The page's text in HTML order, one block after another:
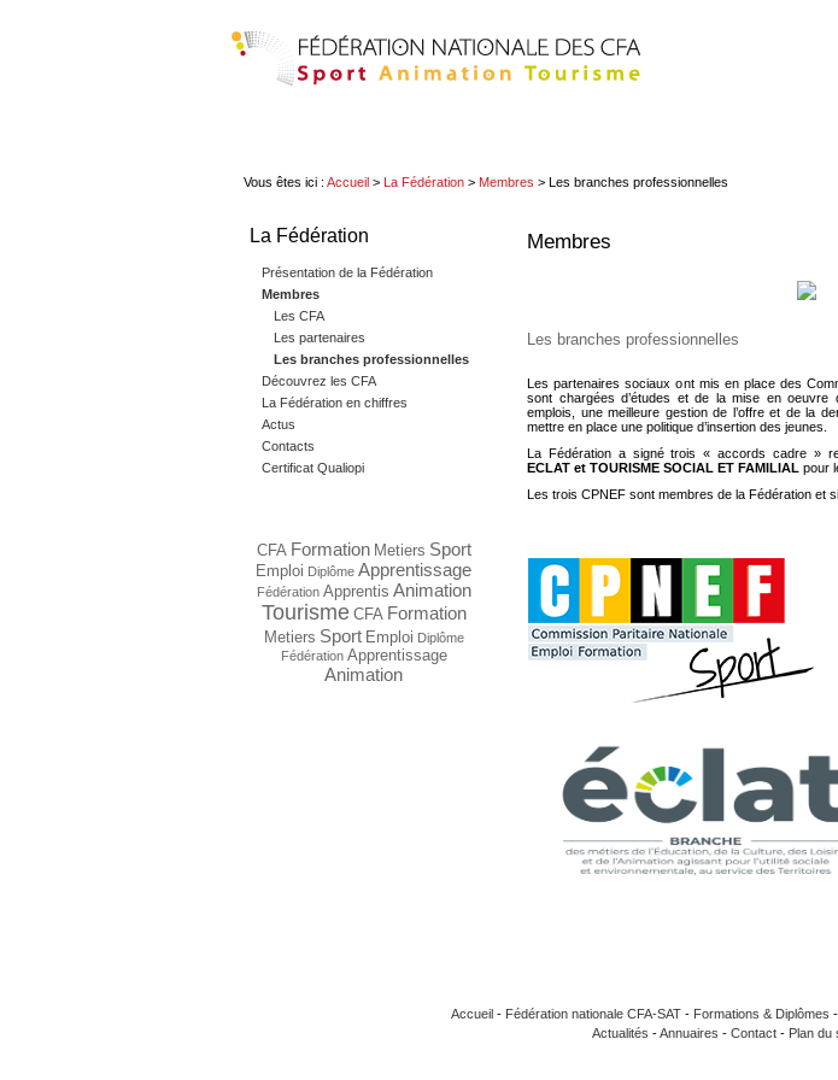
Vous êtes ici : Accueil > La Fédération > Membres > Les branches professionnelles
La Fédération
Présentation de la Fédération
Membres
Les CFA
Les partenaires
Les branches professionnelles
Découvrez les CFA
La Fédération en chiffres
Actus
Contacts
Certificat Qualiopi
CFA Formation Metiers Sport
Emploi Diplôme Apprentissage
Fédération Apprentis Animation
Tourisme CFA Formation
Metiers Sport Emploi Diplôme
Fédération Apprentissage
Animation
Membres
Les branches professionnelles
Les partenaires sociaux ont mis en place des
sont chargées d’études et de la mise en oeuvre
emplois, une meilleure gestion de l’offre et de la
mettre en place une politique d’insertion des jeunes.
La Fédération a signé trois « accords cadre »
ECLAT et TOURISME SOCIAL ET FAMILIAL pour
Les trois CPNEF sont membres de la Fédération et
Accueil - Fédération nationale CFA-SAT- Formations & Diplômes -
Actualités -Annuaires - Contact - Plan du